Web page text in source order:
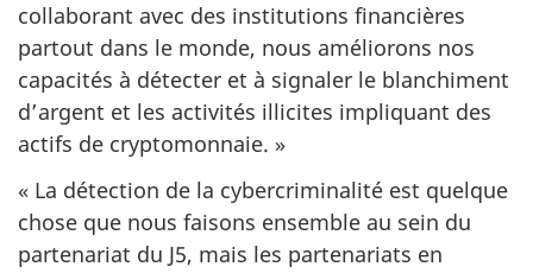
collaborant avec des institutions financières
partout dans le monde, nous améliorons nos
capacités à détecter et à signaler le blanchiment
d’argent et les activités illicites impliquant des
actifs de cryptomonnaie. »
« La détection de la cybercriminalité est quelque
chose que nous faisons ensemble au sein du
partenariat du J5, mais les partenariats en